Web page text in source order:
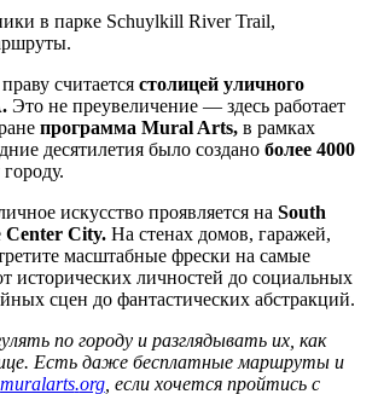
в парке Schuylkill River Trail,
считается столицей уличного
.Это не преувеличение — здесь работает
программа Mural Arts,в рамках
десятилетия было создано более 4000
искусство проявляется на South
Center City.На стенах домов, гаражей,
масштабные фрески на самые
исторических личностей до социальных
сцен до фантастических абстракций.
по городу и разглядывать их, как
Есть даже бесплатные маршруты и
muralarts.org, если хочется пройтись с